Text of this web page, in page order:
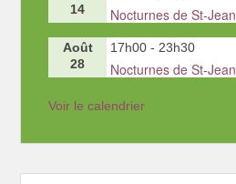
14
Nocturnes de St-Jean
Août
28
17h00 - 23h30
Nocturnes de St-Jean
Voir le calendrier